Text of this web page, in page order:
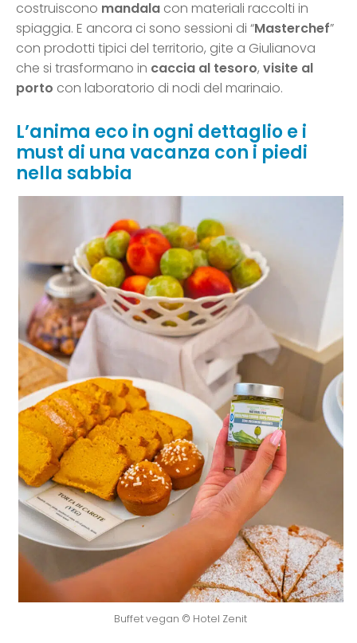
costruiscono mandala con materiali raccolti in
spiaggia. E ancora ci sono sessioni di “Masterchef”
con prodotti tipici del territorio, gite a Giulianova
che si trasformano in caccia al tesoro, visite al
porto con laboratorio di nodi del marinaio.
L’anima eco in ogni dettaglio e i
must di una vacanza con i piedi
nella sabbia
Buffet vegan © Hotel Zenit